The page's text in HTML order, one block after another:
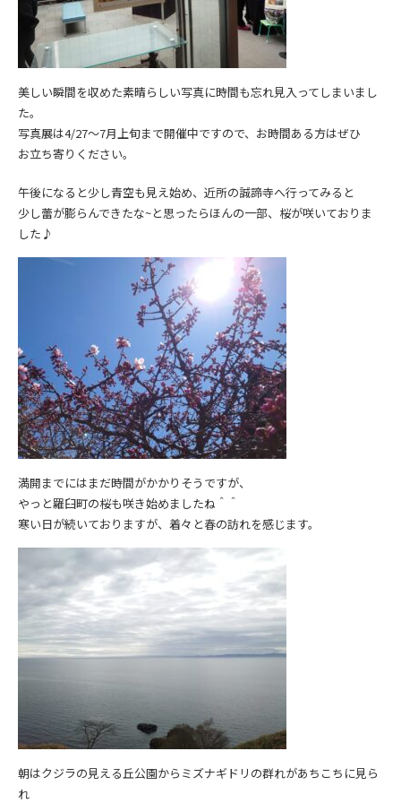
美しい瞬間を収めた素晴らしい写真に時間も忘れ見入ってしまいまし
た。
写真展は4/27～7月上旬まで開催中ですので、お時間ある方はぜひ
お立ち寄りください。
午後になると少し青空も見え始め、近所の誠諦寺へ行ってみると
少し蕾が膨らんできたな~と思ったらほんの一部、桜が咲いておりま
した♪
満開までにはまだ時間がかかりそうですが、
やっと羅臼町の桜も咲き始めましたね＾＾
寒い日が続いておりますが、着々と春の訪れを感じます。
朝はクジラの見える丘公園からミズナギドリの群れがあちこちに見ら
れ